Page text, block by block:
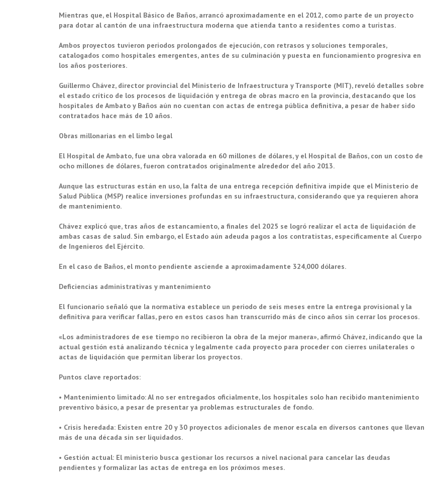
Mientras que, el Hospital Básico de Baños, arrancó aproximadamente en el 2012, como parte de un proyecto
para dotar al cantón de una infraestructura moderna que atienda tanto a residentes como a turistas.
Ambos proyectos tuvieron periodos prolongados de ejecución, con retrasos y soluciones temporales,
catalogados como hospitales emergentes, antes de su culminación y puesta en funcionamiento progresiva en
los años posteriores.
Guillermo Chávez, director provincial del Ministerio de Infraestructura y Transporte (MIT), reveló detalles sobre
el estado crítico de los procesos de liquidación y entrega de obras macro en la provincia, destacando que los
hospitales de Ambato y Baños aún no cuentan con actas de entrega pública definitiva, a pesar de haber sido
contratados hace más de 10 años.
Obras millonarias en el limbo legal
El Hospital de Ambato, fue una obra valorada en 60 millones de dólares, y el Hospital de Baños, con un costo de
ocho millones de dólares, fueron contratados originalmente alrededor del año 2013.
Aunque las estructuras están en uso, la falta de una entrega recepción definitiva impide que el Ministerio de
Salud Pública (MSP) realice inversiones profundas en su infraestructura, considerando que ya requieren ahora
de mantenimiento.
Chávez explicó que, tras años de estancamiento, a finales del 2025 se logró realizar el acta de liquidación de
ambas casas de salud. Sin embargo, el Estado aún adeuda pagos a los contratistas, específicamente al Cuerpo
de Ingenieros del Ejército.
En el caso de Baños, el monto pendiente asciende a aproximadamente 324,000 dólares.
Deficiencias administrativas y mantenimiento
El funcionario señaló que la normativa establece un periodo de seis meses entre la entrega provisional y la
definitiva para verificar fallas, pero en estos casos han transcurrido más de cinco años sin cerrar los procesos.
«Los administradores de ese tiempo no recibieron la obra de la mejor manera», afirmó Chávez, indicando que la
actual gestión está analizando técnica y legalmente cada proyecto para proceder con cierres unilaterales o
actas de liquidación que permitan liberar los proyectos.
Puntos clave reportados:
• Mantenimiento limitado: Al no ser entregados oficialmente, los hospitales solo han recibido mantenimiento
preventivo básico, a pesar de presentar ya problemas estructurales de fondo.
• Crisis heredada: Existen entre 20 y 30 proyectos adicionales de menor escala en diversos cantones que llevan
más de una década sin ser liquidados.
• Gestión actual: El ministerio busca gestionar los recursos a nivel nacional para cancelar las deudas
pendientes y formalizar las actas de entrega en los próximos meses.